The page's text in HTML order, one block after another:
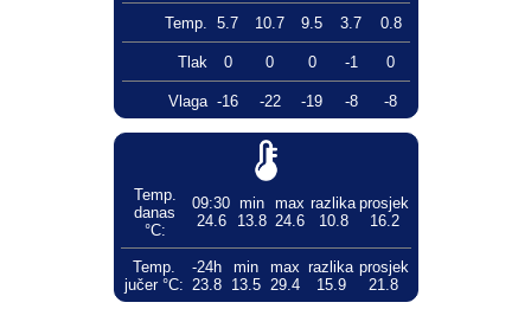
Temp. 5.7 10.7 9.5 3.7 0.8
Tlak 0 0 0 -1 0
Vlaga -16 -22 -19 -8 -8
Temp.
danas
°C:
09:30
24.6
min
13.8
max
24.6
razlika
10.8
prosjek
16.2
Temp.
jučer °C:
-24h
23.8
min
13.5
max
29.4
razlika
15.9
prosjek
21.8